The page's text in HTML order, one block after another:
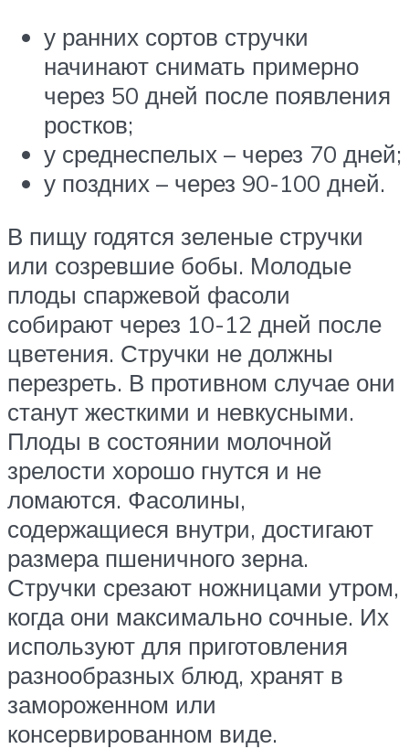
у ранних сортов стручки
начинают снимать примерно
через 50 дней после появления
ростков;
у среднеспелых – через 70 дней;
у поздних – через 90-100 дней.
В пищу годятся зеленые стручки
или созревшие бобы. Молодые
плоды спаржевой фасоли
собирают через 10-12 дней после
цветения. Стручки не должны
перезреть. В противном случае они
станут жесткими и невкусными.
Плоды в состоянии молочной
зрелости хорошо гнутся и не
ломаются. Фасолины,
содержащиеся внутри, достигают
размера пшеничного зерна.
Стручки срезают ножницами утром,
когда они максимально сочные. Их
используют для приготовления
разнообразных блюд, хранят в
замороженном или
консервированном виде.